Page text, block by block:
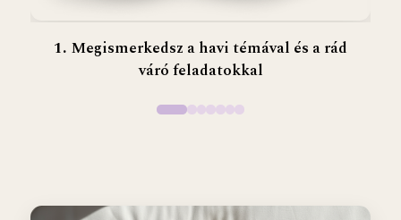
1. Megismerkedsz a havi témával és a rád
váró feladatokkal